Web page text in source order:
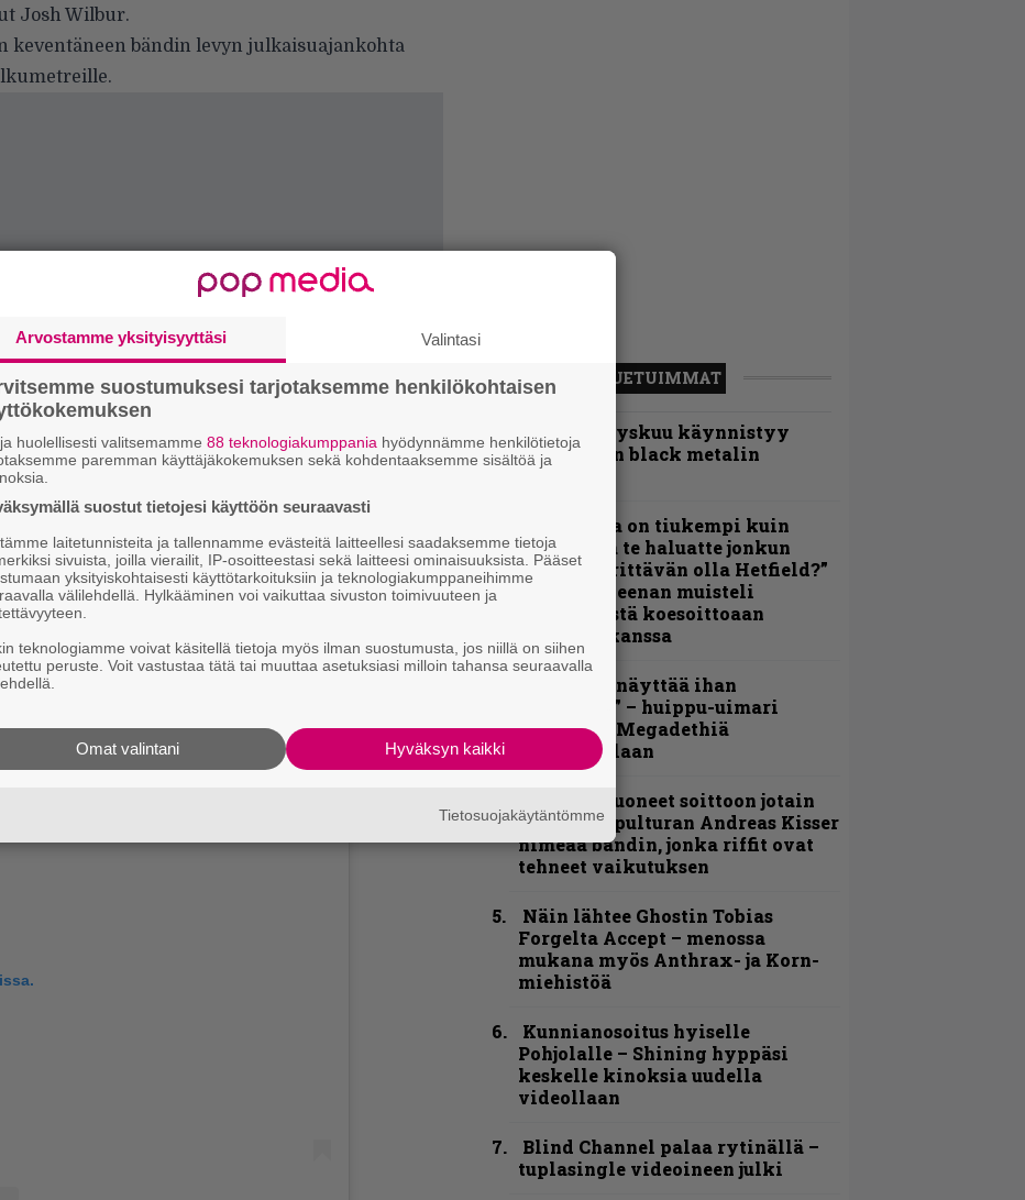
Josh Wilbur.
keventäneen bändin levyn julkaisuajankohta
LUETUIMMAT
Espoon syyskuu käynnistyy
kotimaisen black metalin
merkeissä
”Metallica on tiukempi kuin
koskaan ja te haluatte jonkun
nulikan yrittävän olla Hetfield?”
– Pepper Keenan muisteli
ensimmäistä koesoittoaan
hevijätin kanssa
”Mitalini näyttää ihan
plektralta” – huippu-uimari
jamittelee Megadethiä
palkinnollaan
”He ovat tuoneet soittoon jotain
uutta” – Sepulturan Andreas Kisser
nimeää bändin, jonka riffit ovat
tehneet vaikutuksen
Näin lähtee Ghostin Tobias
Forgelta Accept – menossa
mukana myös Anthrax- ja Korn-
miehistöä
Kunnianosoitus hyiselle
Pohjolalle – Shining hyppäsi
keskelle kinoksia uudella
videollaan
Blind Channel palaa rytinällä –
tuplasingle videoineen julki
Arvostamme yksityisyyttäsi Valintasi
suostumuksesi tarjotaksemme henkilökohtaisen
huolellisesti valitsemamme 88 teknologiakumppania hyödynnämme henkilötietoja
paremman käyttäjäkokemuksen sekä kohdentaaksemme sisältöä ja
suostut tietojesi käyttöön seuraavasti
laitetunnisteita ja tallennamme evästeitä laitteellesi saadaksemme tietoja
sivuista, joilla vierailit, IP-osoitteestasi sekä laitteesi ominaisuuksista. Pääset
yksityiskohtaisesti käyttötarkoituksiin ja teknologiakumppaneihimme
välilehdellä. Hylkääminen voi vaikuttaa sivuston toimivuuteen ja
teknologiamme voivat käsitellä tietoja myös ilman suostumusta, jos niillä on siihen
peruste. Voit vastustaa tätä tai muuttaa asetuksiasi milloin tahansa seuraavalla
Hyväksyn kaikki
Omat valintani
Tietosuojakäytäntömme